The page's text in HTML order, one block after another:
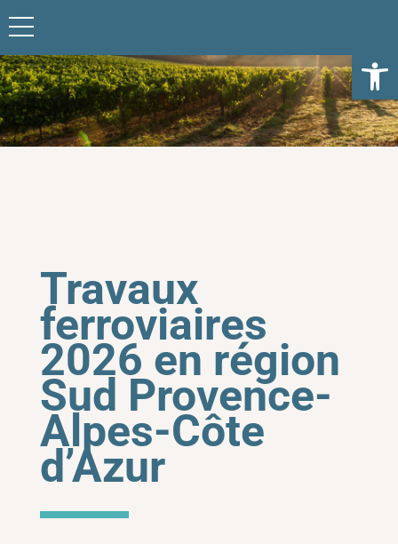
Ouvrir
Travaux
ferroviaires
2026 en région
Sud Provence-
Alpes-Côte
d’Azur